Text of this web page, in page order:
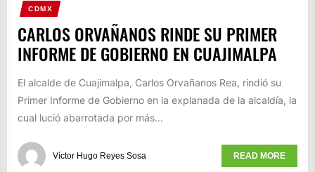
CDMX
CARLOS ORVAÑANOS RINDE SU PRIMER
INFORME DE GOBIERNO EN CUAJIMALPA
El alcalde de Cuajimalpa, Carlos Orvañanos Rea, rindió su
Primer Informe de Gobierno en la explanada de la alcaldía, la
cual lució abarrotada por más...
Víctor Hugo Reyes Sosa READ MORE